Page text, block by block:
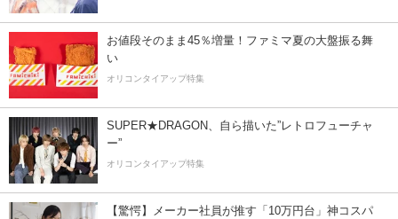
お値段そのまま45％増量！ファミマ夏の大盤振る舞
い
オリコンタイアップ特集
SUPER★DRAGON、自ら描いた”レトロフューチャ
ー”
オリコンタイアップ特集
【驚愕】メーカー社員が推す「10万円台」神コスパ